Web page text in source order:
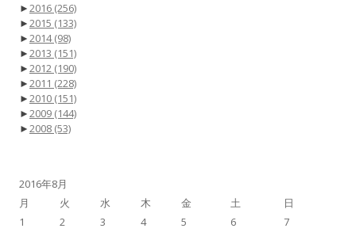
►2016 (256)
►2015 (133)
►2014(98)
►2013 (151)
►2012 (190)
►2011 (228)
►2010 (151)
►2009 (144)
►2008 (53)
2016年8月
月
火 水 木 金 土
日
1
2 3 4 5 6
7